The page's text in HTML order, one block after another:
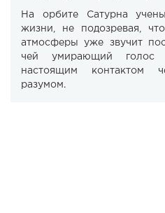
На орбите Сатурна
жизни, не подозревая,
атмосферы уже звучит
чей умирающий голос
настоящим контактом
разумом.